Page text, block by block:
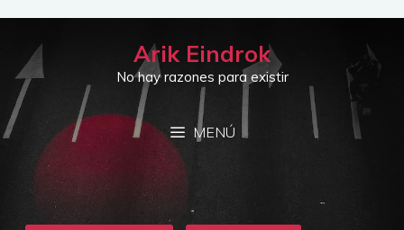
Saltar
contenido
Arik Eindrok
No hay razones para existir
MENÚ